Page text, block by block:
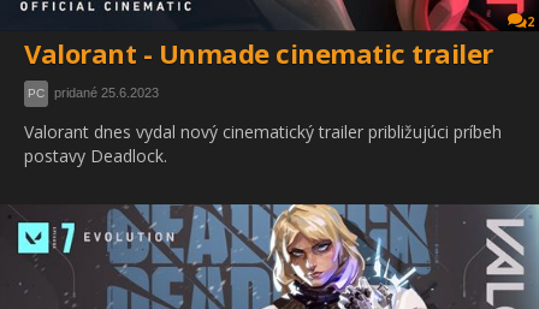
2
Valorant - Unmade cinematic trailer
PC pridané 25.6.2023
Valorant dnes vydal nový cinematický trailer približujúci príbeh
postavy Deadlock.